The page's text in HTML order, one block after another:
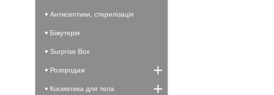
Антисептики, стерилізація
Біжутерія
Surprise Box
Розпродаж
Косметика для тела